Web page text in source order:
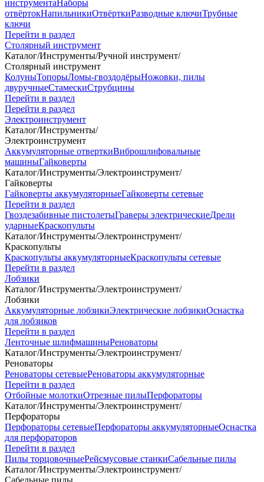
инструментаНаборы
отвёртокНапильникиОтвёрткиРазводные ключиТрубные
ключи
Перейти в раздел
Столярный инструмент
Каталог/Инструменты/Ручной инструмент/
Столярный инструмент
КолуныТопорыЛомы-гвоздодёрыНожовки, пилы
двуручныеСтамескиСтрубцины
Перейти в раздел
Перейти в раздел
Электроинструмент
Каталог/Инструменты/
Электроинструмент
Аккумуляторные отверткиВиброшлифовальные
машиныГайковерты
Каталог/Инструменты/Электроинструмент/
Гайковерты
Гайковерты аккумуляторныеГайковерты сетевые
Перейти в раздел
Гвоздезабивные пистолетыГраверы электрическиеДрели
ударныеКраскопульты
Каталог/Инструменты/Электроинструмент/
Краскопульты
Краскопульты аккумуляторныеКраскопульты сетевые
Перейти в раздел
Лобзики
Каталог/Инструменты/Электроинструмент/
Лобзики
Аккумуляторные лобзикиЭлектрические лобзикиОснастка
для лобзиков
Перейти в раздел
Ленточные шлифмашиныРеноваторы
Каталог/Инструменты/Электроинструмент/
Реноваторы
Реноваторы сетевыеРеноваторы аккумуляторные
Перейти в раздел
Отбойные молоткиОтрезные пилыПерфораторы
Каталог/Инструменты/Электроинструмент/
Перфораторы
Перфораторы сетевыеПерфораторы аккумуляторныеОснастка
для перфораторов
Перейти в раздел
Пилы торцовочныеРейсмусовые станкиСабельные пилы
Каталог/Инструменты/Электроинструмент/
Сабельные пилы